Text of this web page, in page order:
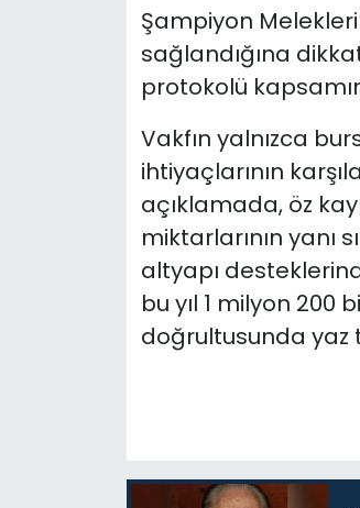
Şampiyon
sağlandığına
protokolü
Vakfın yalnızca
ihtiyaçlarının
açıklamada, öz
miktarlarının yanı
altyapı
bu yıl 1 milyon 200
doğrultusunda yaz